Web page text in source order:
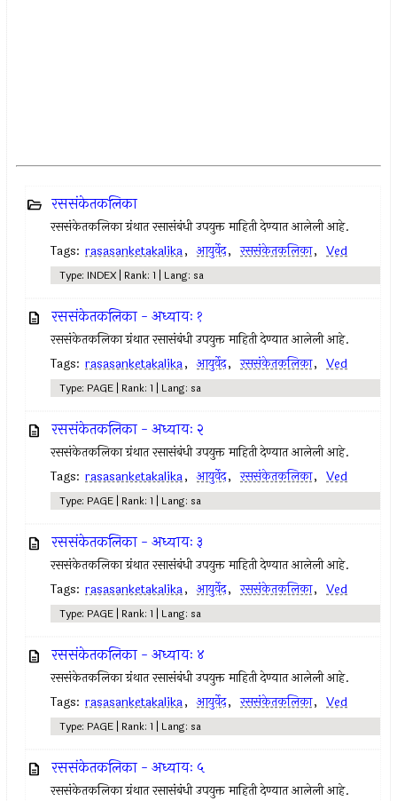
रससंकेतकलिका
रससंकेतकलिका ग्रंथात रसासंबंधी उपयुक्त माहिती देण्यात आलेली आहे.
Tags: rasasanketakalika, आयुर्वेद, रससंकेतकलिका, Ved
Type: INDEX | Rank: 1 | Lang: sa
रससंकेतकलिका - अध्यायः १
रससंकेतकलिका ग्रंथात रसासंबंधी उपयुक्त माहिती देण्यात आलेली आहे.
Tags: rasasanketakalika, आयुर्वेद, रससंकेतकलिका, Ved
Type: PAGE | Rank: 1 | Lang: sa
रससंकेतकलिका - अध्यायः २
रससंकेतकलिका ग्रंथात रसासंबंधी उपयुक्त माहिती देण्यात आलेली आहे.
Tags: rasasanketakalika, आयुर्वेद, रससंकेतकलिका, Ved
Type: PAGE | Rank: 1 | Lang: sa
रससंकेतकलिका - अध्यायः ३
रससंकेतकलिका ग्रंथात रसासंबंधी उपयुक्त माहिती देण्यात आलेली आहे.
Tags: rasasanketakalika, आयुर्वेद, रससंकेतकलिका, Ved
Type: PAGE | Rank: 1 | Lang: sa
रससंकेतकलिका - अध्यायः ४
रससंकेतकलिका ग्रंथात रसासंबंधी उपयुक्त माहिती देण्यात आलेली आहे.
Tags: rasasanketakalika, आयुर्वेद, रससंकेतकलिका, Ved
Type: PAGE | Rank: 1 | Lang: sa
रससंकेतकलिका - अध्यायः ५
रससंकेतकलिका ग्रंथात रसासंबंधी उपयुक्त माहिती देण्यात आलेली आहे.